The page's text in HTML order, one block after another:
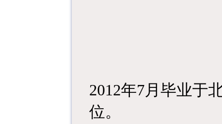
2012年7月毕业于
位。